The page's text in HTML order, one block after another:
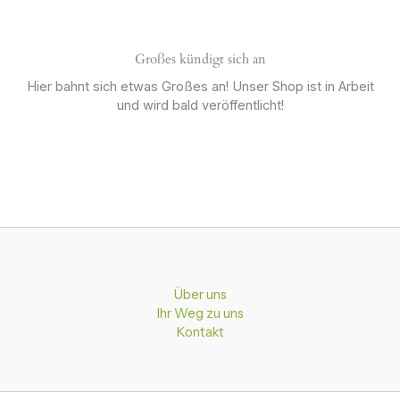
Großes kündigt sich an
Hier bahnt sich etwas Großes an! Unser Shop ist in Arbeit
und wird bald veröffentlicht!
Über uns
Ihr Weg zu uns
Kontakt